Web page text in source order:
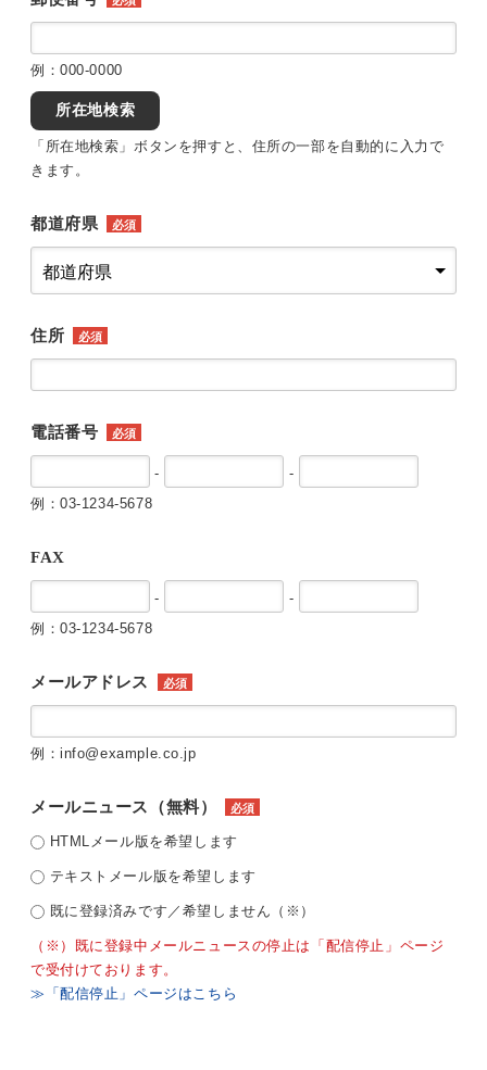
例：000-0000
所在地検索
「所在地検索」ボタンを押すと、住所の一部を自動的に入力で
きます。
都道府県 必須
住所 必須
電話番号 必須
-
-
例：03-1234-5678
FAX
-
-
例：03-1234-5678
メールアドレス 必須
例：info@example.co.jp
メールニュース（無料） 必須
HTMLメール版を希望します
テキストメール版を希望します
既に登録済みです／希望しません（※）
（※）既に登録中メールニュースの停止は「配信停止」ページ
で受付けております。
≫「配信停止」ページはこちら